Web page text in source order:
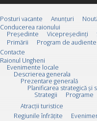
Posturi vacante Anunțuri
Conducerea raionului
Preşedinte
Vicepreşedinţi
Primării
Program de audiente
Contacte
Raionul Ungheni
Evenimente locale
Descrierea generala
Prezentare generală
Planificarea strategică și
Strategii
Programe
Atracții turistice
Regiunile înfrățite